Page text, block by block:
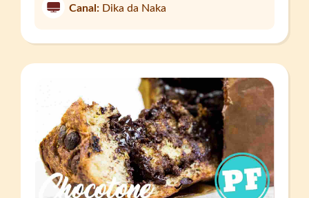
Canal: Dika da Naka